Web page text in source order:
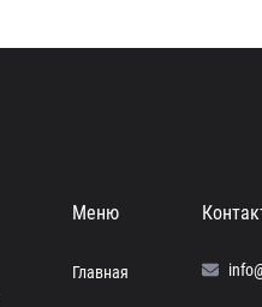
Меню
Главная